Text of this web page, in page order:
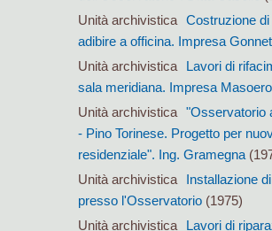
Unità archivistica
Costruzione
adibire a officina. Impresa Gonnet
Unità archivistica
Lavori di
sala meridiana. Impresa Masoero
Unità archivistica
"Osservatorio
- Pino Torinese. Progetto per
residenziale". Ing. Gramegna
Unità archivistica
Installazione
presso l'Osservatorio(1975)
Unità archivistica
Lavori di